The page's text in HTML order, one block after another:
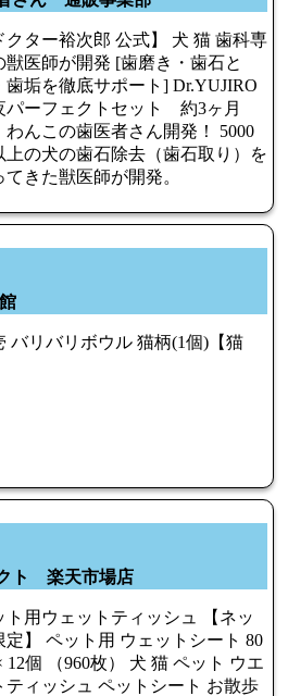
クター裕次郎 公式】 犬 猫 歯科専
獣医師が開発 [歯磨き・歯石と
歯垢を徹底サポート] Dr.YUJIRO
パーフェクトセット 約3ヶ月
んこの歯医者さん開発！ 5000
上の犬の歯石除去（歯石取り）を
てきた獣医師が開発。
バリバリボウル 猫柄(1個)【猫
ト 楽天市場店
ト用ウェットティッシュ 【ネッ
定】 ペット用 ウェットシート 80
12個 （960枚） 犬 猫 ペット ウエ
ティッシュ ペットシート お散歩